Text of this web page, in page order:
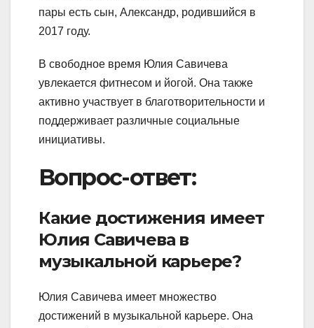
пары есть сын, Александр, родившийся в
2017 году.
В свободное время Юлия Савичева
увлекается фитнесом и йогой. Она также
активно участвует в благотворительности и
поддерживает различные социальные
инициативы.
Вопрос-ответ:
Какие достижения имеет
Юлия Савичева в
музыкальной карьере?
Юлия Савичева имеет множество
достижений в музыкальной карьере. Она